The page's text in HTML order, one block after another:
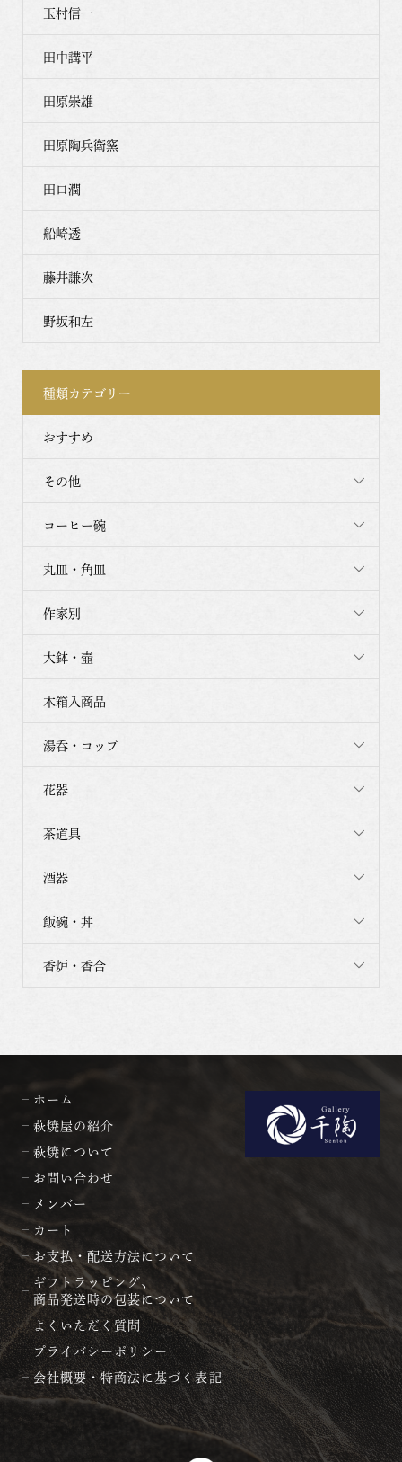
玉村信一
田中講平
田原崇雄
田原陶兵衛窯
田口潤
船崎透
藤井謙次
野坂和左
種類カテゴリー
おすすめ
その他
コーヒー碗
丸皿・角皿
作家別
大鉢・壺
木箱入商品
湯呑・コップ
花器
茶道具
酒器
飯碗・丼
香炉・香合
ホーム
萩焼屋の紹介
萩焼について
お問い合わせ
メンバー
カート
お支払・配送方法について
ギフトラッピング、
商品発送時の包装について
よくいただく質問
プライバシーポリシー
会社概要・特商法に基づく表記